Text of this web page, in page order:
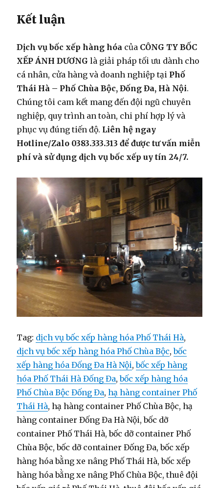
Kết luận
Dịch vụ bốc xếp hàng hóa của CÔNG TY BỐC
XẾP ÁNH DƯƠNG là giải pháp tối ưu dành cho
cá nhân, cửa hàng và doanh nghiệp tại Phố
Thái Hà – Phố Chùa Bộc, Đống Đa, Hà Nội.
Chúng tôi cam kết mang đến đội ngũ chuyên
nghiệp, quy trình an toàn, chi phí hợp lý và
phục vụ đúng tiến độ. Liên hệ ngay
Hotline/Zalo 0383.333.313 để được tư vấn miễn
phí và sử dụng dịch vụ bốc xếp uy tín 24/7.
Tag: dịch vụ bốc xếp hàng hóa Phố Thái Hà,
dịch vụ bốc xếp hàng hóa Phố Chùa Bộc,bốc
xếp hàng hóa Đống Đa Hà Nội,bốc xếp hàng
hóa Phố Thái Hà Đống Đa,bốc xếp hàng hóa
Phố Chùa Bộc Đống Đa,hạ hàng container Phố
Thái Hà, hạ hàng container Phố Chùa Bộc, hạ
hàng container Đống Đa Hà Nội, bốc dỡ
container Phố Thái Hà, bốc dỡ container Phố
Chùa Bộc, bốc dỡ container Đống Đa, bốc xếp
hàng hóa bằng xe nâng Phố Thái Hà, bốc xếp
hàng hóa bằng xe nâng Phố Chùa Bộc, thuê đội